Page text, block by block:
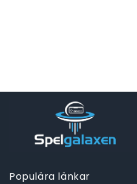
:
Populära länkar